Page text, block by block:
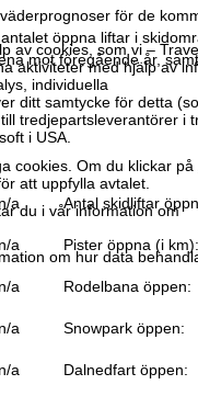
av cookies, som vi –
aktiviteter med hjälp av
individuella
ditt samtycke för detta
tredjepartsleverantörer i
i USA.
cookies. Om du klickar på
att uppfylla avtalet.
du i vår information om
om hur data
för de
öppna liftar i
mot föregående år,
a Antal skidliftar
n/a Pister öppna (i km):
n/a Rodelbana öppen:
n/a Snowpark öppen:
n/a Dalnedfart öppen: